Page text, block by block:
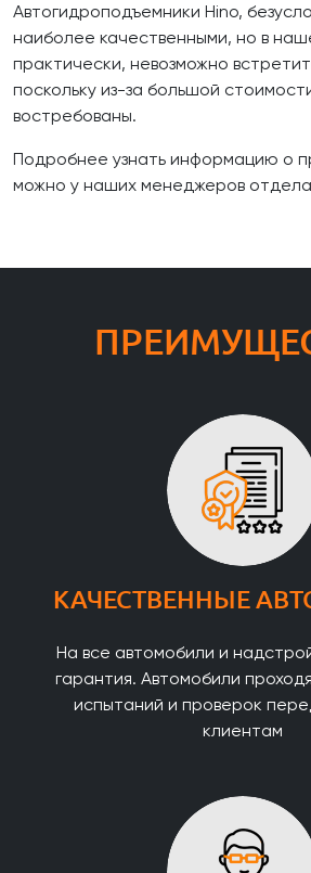
Автогидроподъемники Hino,
наиболее качественными, но в
практически, невозможно
поскольку из-за большой
востребованы.
Подробнее узнать информацию о
можно у наших менеджеров
КАЧЕСТВЕННЫЕ
На все автомобили и
гарантия. Автомобили
испытаний и проверок
клиентам